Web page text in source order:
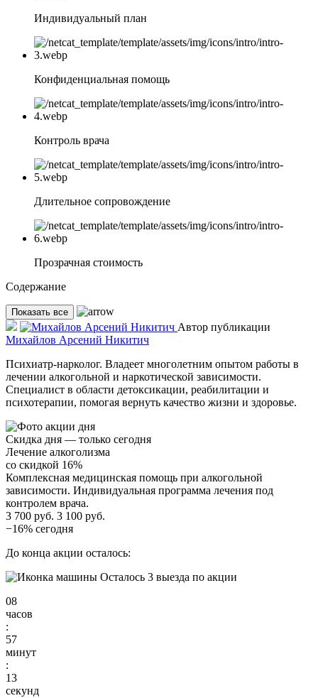
Индивидуальный план
Конфиденциальная помощь
Контроль врача
Длительное сопровождение
Прозрачная стоимость
Содержание
Показать все
Автор публикации
Михайлов Арсений Никитич
Психиатр-нарколог. Владеет многолетним опытом работы в
лечении алкогольной и наркотической зависимости.
Специалист в области детоксикации, реабилитации и
психотерапии, помогая вернуть качество жизни и здоровье.
Скидка дня — только сегодня
Лечение алкоголизма
со скидкой 16%
Комплексная медицинская помощь при алкогольной
зависимости. Индивидуальная программа лечения под
контролем врача.
3 700 руб. 3 100 руб.
−16% сегодня
До конца акции осталось:
Осталось 3 выезда по акции
08
часов
:
57
минут
:
12
секунд